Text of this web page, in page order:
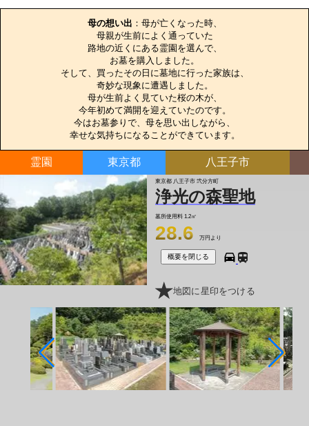
母の想い出 ：母が亡くなった時、
母親が生前によく通っていた
路地の近くにある霊園を選んで、
お墓を購入しました。
そして、買ったその日に墓地に行った家族は、
奇妙な現象に遭遇しました。
母が生前よく見ていた桜の木が、
今年初めて満開を迎えていたのです。
今はお墓参りで、母を思い出しながら、
幸せな気持ちになることができています。
霊園 東京都 八王子市
東京都 八王子市 弐分方町
浄光の森聖地
墓所使用料 1.2㎡
28.6 万円より
概要を閉じる
地図に星印をつける